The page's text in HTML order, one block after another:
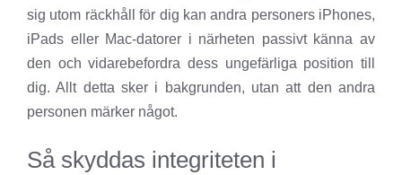
sig utom räckhåll för dig kan andra personers iPhones,
iPads eller Mac-datorer i närheten passivt känna av
den och vidarebefordra dess ungefärliga position till
dig. Allt detta sker i bakgrunden, utan att den andra
personen märker något.
Så skyddas integriteten i